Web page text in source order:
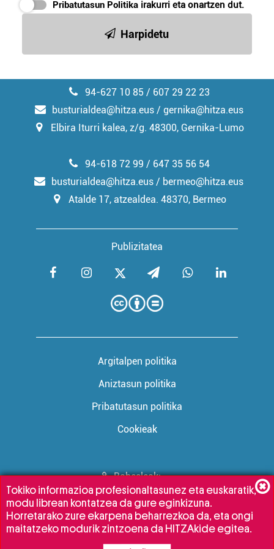
Pribatutasun Politika irakurri eta onartzen dut.
Harpidetu
94-627 10 85 / 607 29 22 23
busturialdea@hitza.eus / gernika@hitza.eus
Elbira Iturri kalea, z/g. 48300, Gernika-Lumo
Publizitatea
94-618 72 99 / 647 35 56 54
busturialdea@hitza.eus / bermeo@hitza.eus
Atalde 17, atzealdea. 48370, Bermeo
Argitalpen politika
Aniztasun politika
Pribatutasun politika
Cookieak
Babesleak:
Tokiko informazioa profesionaltasunez eta euskaratik,
modu librean kontatzea da gure eginkizuna.
Horretarako zure ekarpena beharrezkoa da, eta ongi
maitatzeko modurik zintzoena da HITZAkide egitea.